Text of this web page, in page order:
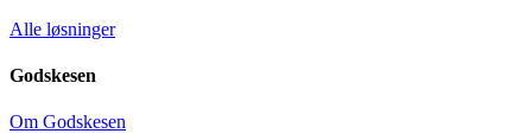
Alle løsninger
Godskesen
Om Godskesen